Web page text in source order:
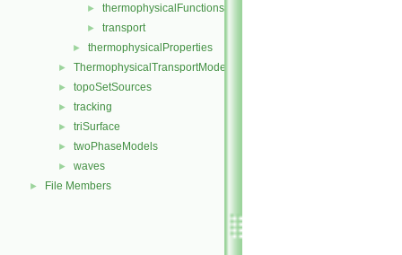
► thermophysicalFunctions
► transport
► thermophysicalProperties
► ThermophysicalTransportModels
► topoSetSources
► tracking
► triSurface
► twoPhaseModels
► waves
► File Members